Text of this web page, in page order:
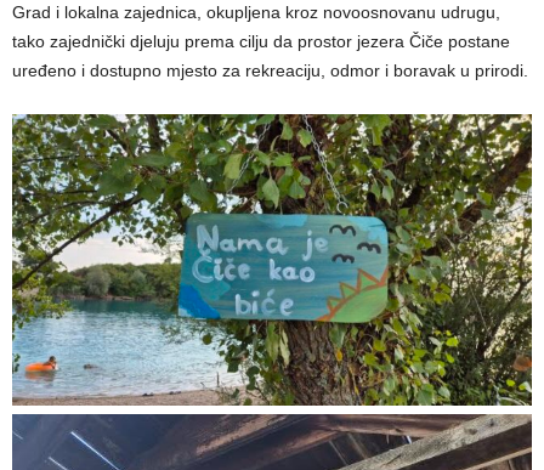
Grad i lokalna zajednica, okupljena kroz novoosnovanu udrugu,
tako zajednički djeluju prema cilju da prostor jezera Čiče postane
uređeno i dostupno mjesto za rekreaciju, odmor i boravak u prirodi.